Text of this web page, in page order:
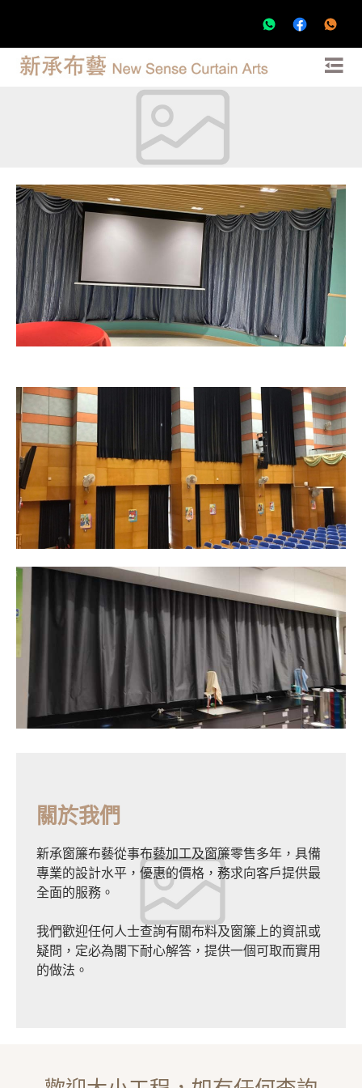
關於我們
新承窗簾布藝從事布藝加工及窗簾零售多年，具備
專業的設計水平，優惠的價格，務求向客戶提供最
全面的服務。
我們歡迎任何人士查詢有關布料及窗簾上的資訊或
疑問，定必為閣下耐心解答，提供一個可取而實用
的做法。